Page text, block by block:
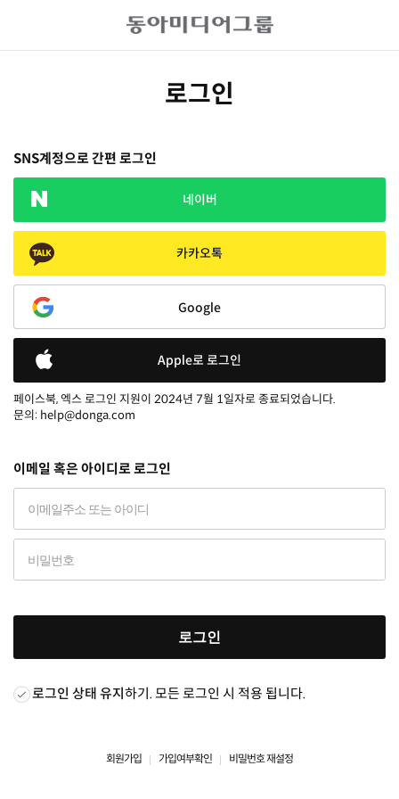
로그인
SNS계정으로 간편 로그인
네이버
카카오톡
Google
Apple로 로그인
페이스북, 엑스 로그인 지원이 2024년 7월 1일자로 종료되었습니다.
문의: help@donga.com
이메일 혹은 아이디로 로그인
로그인
로그인 상태 유지하기. 모든 로그인 시 적용 됩니다.
회원가입 가입여부확인 비밀번호 재설정